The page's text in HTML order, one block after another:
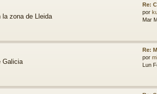
zona de Lleida
Re:
por
Mar
Galicia
Re:
por
Lun